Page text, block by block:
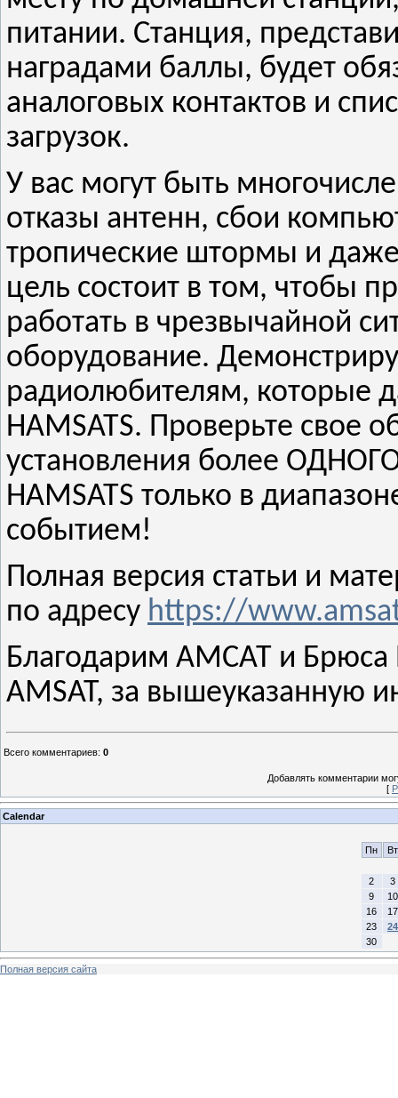
питании. Станция,
наградами баллы, будет
аналоговых контактов и
загрузок.
У вас могут быть
отказы антенн, сбои
тропические штормы и
цель состоит в том, чтобы
работать в чрезвычайной
оборудование.
радиолюбителям, которые
HAMSATS. Проверьте свое
установления более
HAMSATS только в
событием!
Полная версия статьи и
по адресу https://
Благодарим АМСАТ и
AMSAT, за вышеуказанную
Всего комментариев: 0
Добавлять комментарии
[
Calendar
Пн Вт
2
3
9
10
16
17
23
24
30
Полная версия сайта